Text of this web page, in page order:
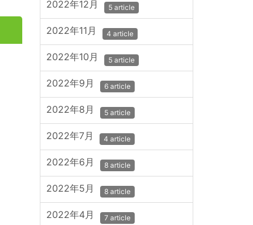
2022年12月 5 article
2022年11月 4 article
2022年10月 5 article
2022年9月 6 article
2022年8月 5 article
2022年7月 4 article
2022年6月 8 article
2022年5月 8 article
2022年4月 7 article